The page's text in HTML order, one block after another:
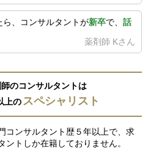
、コンサルタントが新卒で、 話
薬剤師 Kさん
のコンサルタントは
上の スペシャリスト
コンサルタント歴５年以上で、求
トしか在籍しておりません。